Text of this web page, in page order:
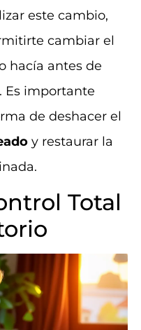
este cambio,
cambiar el
hacía antes de
Es importante
de deshacer el
y restaurar la
Total